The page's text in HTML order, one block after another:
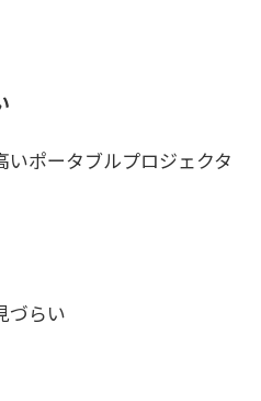
ポータブルプロジェクタ
づらい